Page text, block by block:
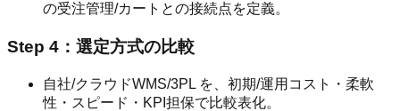
の受注管理/カートとの接続点を定義。
Step 4：選定方式の比較
自社/クラウドWMS/3PL を、初期/運用コスト・柔軟
性・スピード・KPI担保で比較表化。